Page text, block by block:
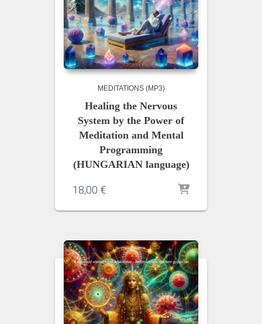
MEDITATIONS (MP3)
Healing the Nervous
System by the Power of
Meditation and Mental
Programming
(HUNGARIAN language)
18,00 €